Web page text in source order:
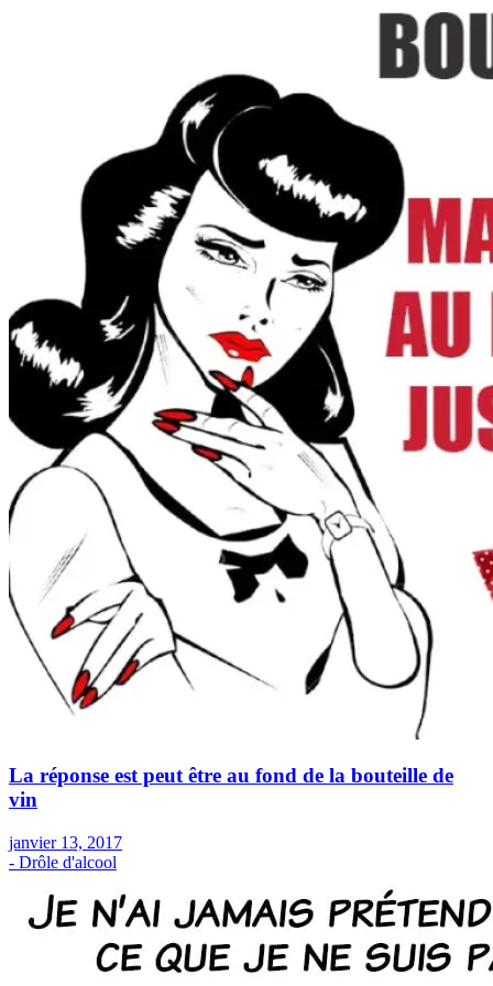
La réponse est peut être au fond de la bouteille de
vin
janvier 13, 2017
- Drôle d'alcool